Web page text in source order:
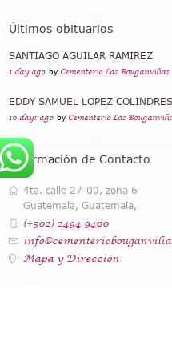
Últimos obituarios
SANTIAGO AGUILAR RAMIREZ
1 day ago by Cementerio Las Bouganvilias
EDDY SAMUEL LOPEZ COLINDRES
10 days ago by Cementerio Las
Información de Contacto
4ta. calle 27-00, zona 6
Guatemala, Guatemala,
(+502) 2494 9400
Mapa y Dirección